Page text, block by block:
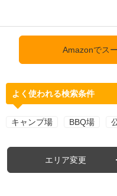
Amazonでス
よく使われる検索条件
キャンプ場 BBQ場
エリア変更